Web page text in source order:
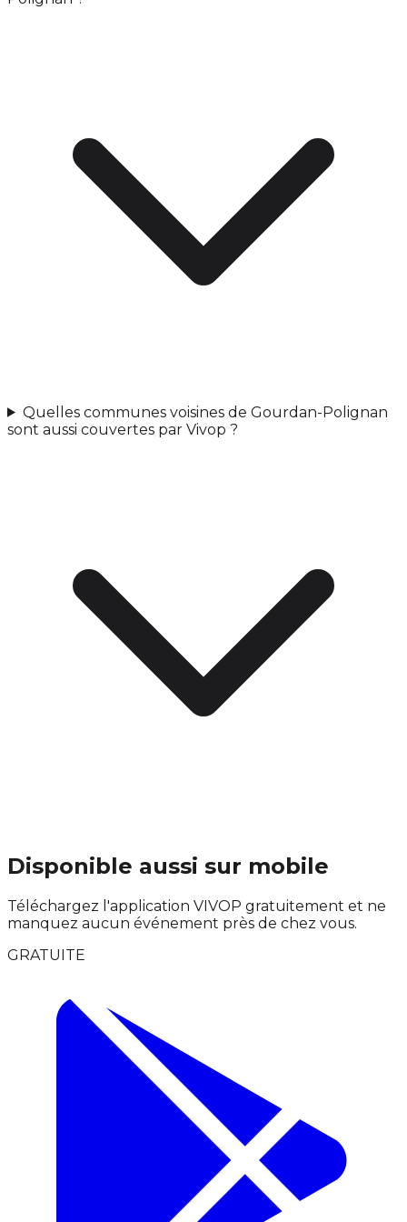
Quelles communes voisines de Gourdan-Polignan
sont aussi couvertes par Vivop ?
Disponible aussi sur mobile
Téléchargez l'application VIVOP gratuitement et ne
manquez aucun événement près de chez vous.
GRATUITE